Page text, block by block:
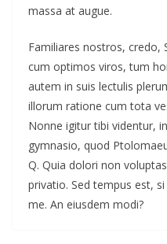
massa at augue.
Familiares nostros, credo,
cum optimos viros, tum
autem in suis lectulis
illorum ratione cum tota
Nonne igitur tibi videntur,
gymnasio, quod
Q. Quia dolori non
privatio. Sed tempus est,
me. An eiusdem modi?